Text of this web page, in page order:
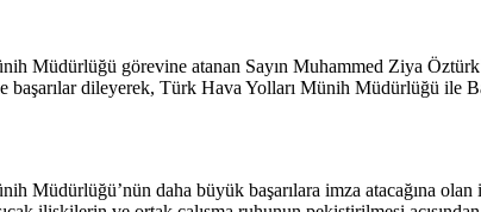
Müdürlüğü görevine atanan Sayın Muhammed Ziya
başarılar dileyerek, Türk Hava Yolları Münih Müdürlüğü
Müdürlüğü’nün daha büyük başarılara imza atacağına olan